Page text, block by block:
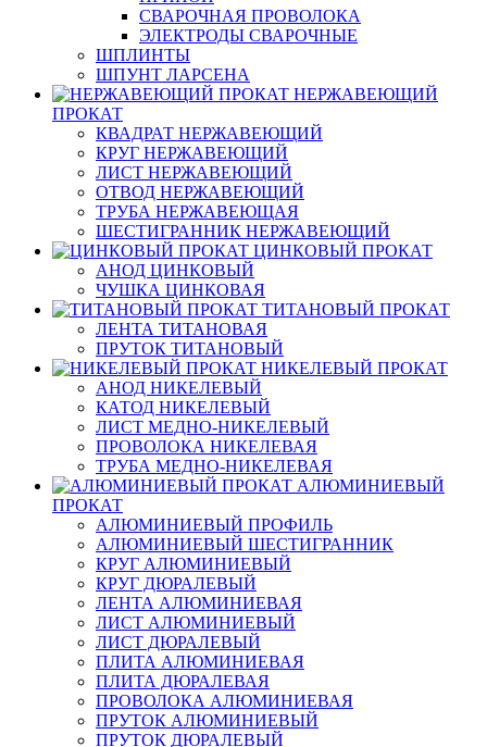
СВАРОЧНАЯ ПРОВОЛОКА
ЭЛЕКТРОДЫ СВАРОЧНЫЕ
ШПЛИНТЫ
ШПУНТ ЛАРСЕНА
НЕРЖАВЕЮЩИЙ
ПРОКАТ
КВАДРАТ НЕРЖАВЕЮЩИЙ
КРУГ НЕРЖАВЕЮЩИЙ
ЛИСТ НЕРЖАВЕЮЩИЙ
ОТВОД НЕРЖАВЕЮЩИЙ
ТРУБА НЕРЖАВЕЮЩАЯ
ШЕСТИГРАННИК НЕРЖАВЕЮЩИЙ
ЦИНКОВЫЙ ПРОКАТ
АНОД ЦИНКОВЫЙ
ЧУШКА ЦИНКОВАЯ
ТИТАНОВЫЙ ПРОКАТ
ЛЕНТА ТИТАНОВАЯ
ПРУТОК ТИТАНОВЫЙ
НИКЕЛЕВЫЙ ПРОКАТ
АНОД НИКЕЛЕВЫЙ
КАТОД НИКЕЛЕВЫЙ
ЛИСТ МЕДНО-НИКЕЛЕВЫЙ
ПРОВОЛОКА НИКЕЛЕВАЯ
ТРУБА МЕДНО-НИКЕЛЕВАЯ
АЛЮМИНИЕВЫЙ
ПРОКАТ
АЛЮМИНИЕВЫЙ ПРОФИЛЬ
АЛЮМИНИЕВЫЙ ШЕСТИГРАННИК
КРУГ АЛЮМИНИЕВЫЙ
КРУГ ДЮРАЛЕВЫЙ
ЛЕНТА АЛЮМИНИЕВАЯ
ЛИСТ АЛЮМИНИЕВЫЙ
ЛИСТ ДЮРАЛЕВЫЙ
ПЛИТА АЛЮМИНИЕВАЯ
ПЛИТА ДЮРАЛЕВАЯ
ПРОВОЛОКА АЛЮМИНИЕВАЯ
ПРУТОК АЛЮМИНИЕВЫЙ
ПРУТОК ДЮРАЛЕВЫЙ